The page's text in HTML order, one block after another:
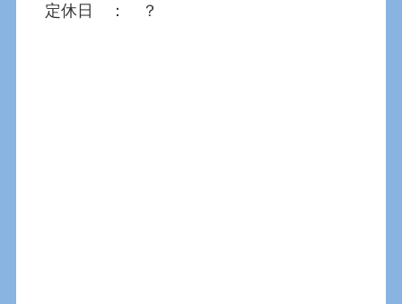
定休日 ： ？